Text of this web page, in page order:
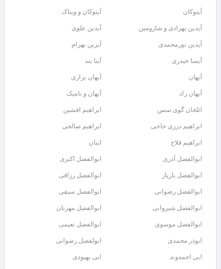
آیتوکان آیتوکان و ویناک
آیدین بهزادی و شارومین آیدین علوی
آیدین نورمحمدی آیرین بهرام
آیسا حیدری آینا بند
آیهان آیهان بزازی
آیهان راد آیهان و نامیک
ائلخان گوی سس ابراهیم افشین
ابراهیم درزی حاجی ابراهیم صالحی
ابراهیم فلاح ابنان
ابوالفضل آذری ابوالفضل اکبری
ابوالفضل بارپاز ابوالفضل رزاقی
ابوالفضل رضوانی ابوالفضل سیفی
ابوالفضل شیروانی ابوالفضل مهربان
ابوالفضل موسوی ابوالفضل نعیمی
ابوذر محمدی ابولفضل رضوانی
ابی احمدوند ابی بهبودی